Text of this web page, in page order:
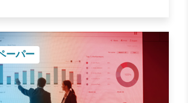
ーパー